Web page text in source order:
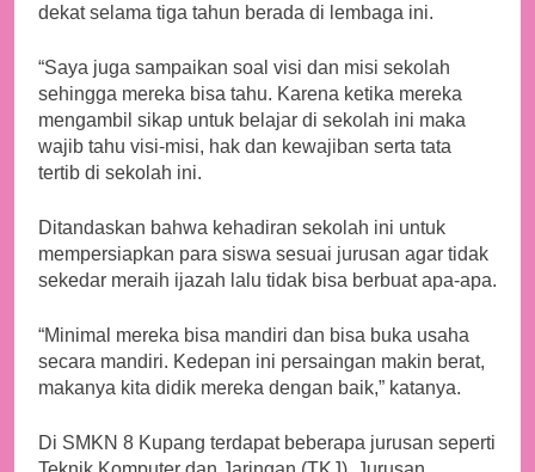
dekat selama tiga tahun berada di lembaga ini.
“Saya juga sampaikan soal visi dan misi sekolah
sehingga mereka bisa tahu. Karena ketika mereka
mengambil sikap untuk belajar di sekolah ini maka
wajib tahu visi-misi, hak dan kewajiban serta tata
tertib di sekolah ini.
Ditandaskan bahwa kehadiran sekolah ini untuk
mempersiapkan para siswa sesuai jurusan agar tidak
sekedar meraih ijazah lalu tidak bisa berbuat apa-apa.
“Minimal mereka bisa mandiri dan bisa buka usaha
secara mandiri. Kedepan ini persaingan makin berat,
makanya kita didik mereka dengan baik,” katanya.
Di SMKN 8 Kupang terdapat beberapa jurusan seperti